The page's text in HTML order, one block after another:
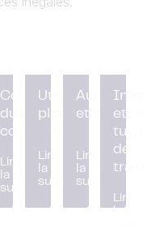
Contrôle
du débit et
collecteurs
Lire
la
suite
Utilitaires et
plateformes
Lire
la
suite
et
Lire
la
suite
et
de
Lire
la